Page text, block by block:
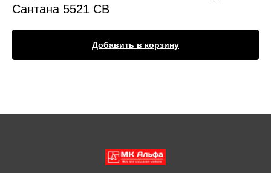
Сантана 5521 CB
Добавить в корзину